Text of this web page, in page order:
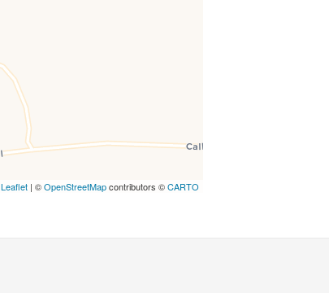
Leaflet | ©OpenStreetMapcontributors ©CARTO